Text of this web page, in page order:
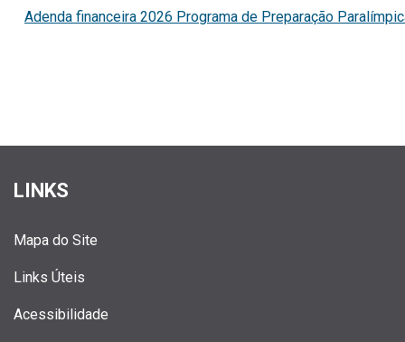
Adenda financeira 2026 Programa de Preparação
LINKS
Mapa do Site
Links Úteis
Acessibilidade